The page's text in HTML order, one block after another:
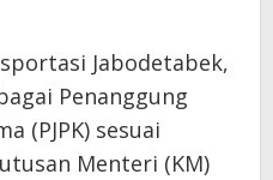
Jabodetabek,
Penanggung
(PJPK) sesuai
Menteri (KM)